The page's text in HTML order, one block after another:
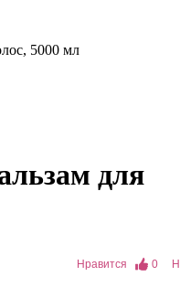
5000 мл
для
Нравится 0